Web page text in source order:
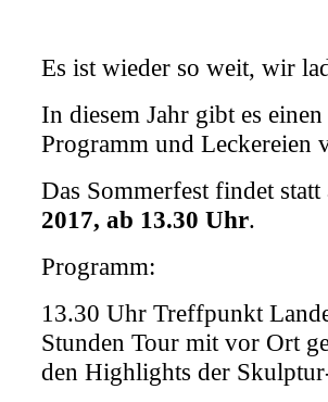
Es ist wieder so weit, wir
In diesem Jahr gibt es
Programm und Leckereien
Das Sommerfest findet
2017, ab 13.30 Uhr.
Programm:
13.30 Uhr Treffpunkt
Stunden Tour mit vor Ort
den Highlights der